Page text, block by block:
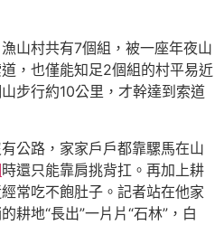
山村共有7個組，被一座年夜山
，也僅能知足2個組的村平易近
步行約10公里，才幹達到索道
公路，家家戶戶都靠騾馬在山
時還只能靠肩挑背扛。再加上耕
常吃不飽肚子。記者站在他家
耕地“長出”一片片“石林”，白